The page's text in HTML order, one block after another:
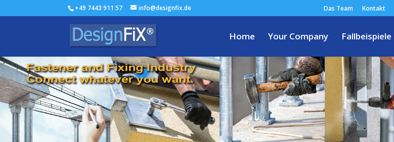
+49 7443 911 57 info@designfix.de Das Team Kontakt
Home Your Company Fallbeispiele